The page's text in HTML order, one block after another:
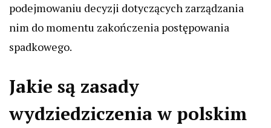
podejmowaniu decyzji dotyczących zarządzania
nim do momentu zakończenia postępowania
spadkowego.
Jakie są zasady
wydziedziczenia w polskim